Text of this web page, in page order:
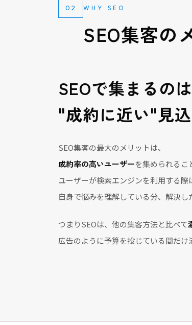
02 WHY SEO
SEO集客の
SEOで集まるのは
"成約に近い"見
SEO集客の最大のメリットは、
成約率の高いユーザーを集められるこ
ユーザーが検索エンジンを利用する際
自身で悩みを理解している分、解決し
つまりSEOは、他の集客方法と比べて
広告のように予算を投じている間だ